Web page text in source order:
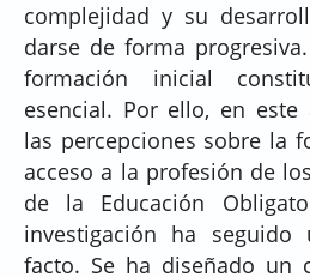
complejidad y su
darse de forma
formación inicial
esencial. Por ello, en este
las percepciones sobre la
acceso a la profesión de
de la Educación
investigación ha
facto. Se ha diseñado un